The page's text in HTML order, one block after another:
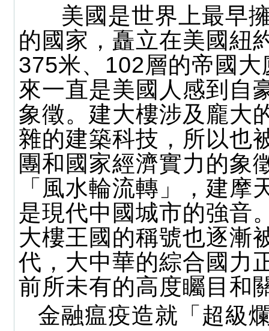
美國是世界上最早
的國家，矗立在美國紐
375米、102層的帝國大
來一直是美國人感到自
象徵。建大樓涉及龐大
雜的建築科技，所以也
團和國家經濟實力的象
「風水輪流轉」，建摩
是現代中國城市的強音
大樓王國的稱號也逐漸
代，大中華的綜合國力
前所未有的高度矚目和
金融瘟疫造就「超級